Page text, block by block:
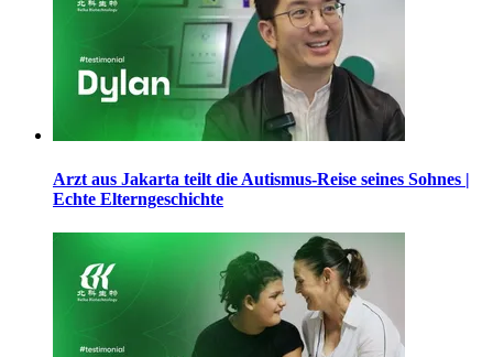
Arzt aus Jakarta teilt die Autismus-Reise seines Sohnes |
Echte Elterngeschichte